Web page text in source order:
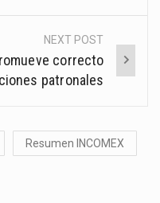
NEXT POST
correcto
patronales
Resumen INCOMEX